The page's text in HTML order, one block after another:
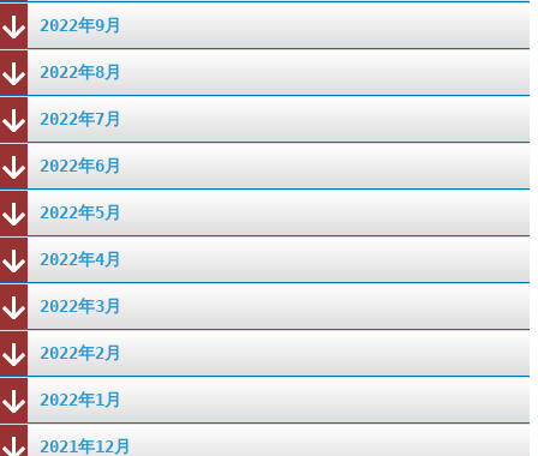
2022年9月
2022年8月
2022年7月
2022年6月
2022年5月
2022年4月
2022年3月
2022年2月
2022年1月
2021年12月